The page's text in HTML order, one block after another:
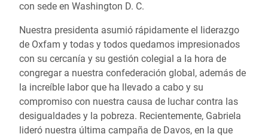
con sede en Washington D. C.
Nuestra presidenta asumió rápidamente el liderazgo
de Oxfam y todas y todos quedamos impresionados
con su cercanía y su gestión colegial a la hora de
congregar a nuestra confederación global, además de
la increíble labor que ha llevado a cabo y su
compromiso con nuestra causa de luchar contra las
desigualdades y la pobreza. Recientemente, Gabriela
lideró nuestra última campaña de Davos, en la que